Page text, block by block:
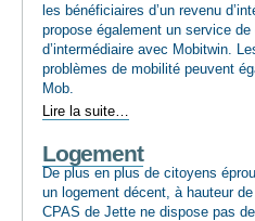
les bénéficiaires d’un revenu
propose également un service
d’intermédiaire avec Mobitwin.
problèmes de mobilité peuvent
Mob.
Mobilité
Lire la suite…
Logement
De plus en plus de citoyens
un logement décent, à hauteur
CPAS de Jette ne dispose pas